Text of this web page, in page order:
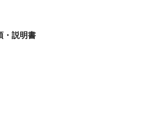
・説明書